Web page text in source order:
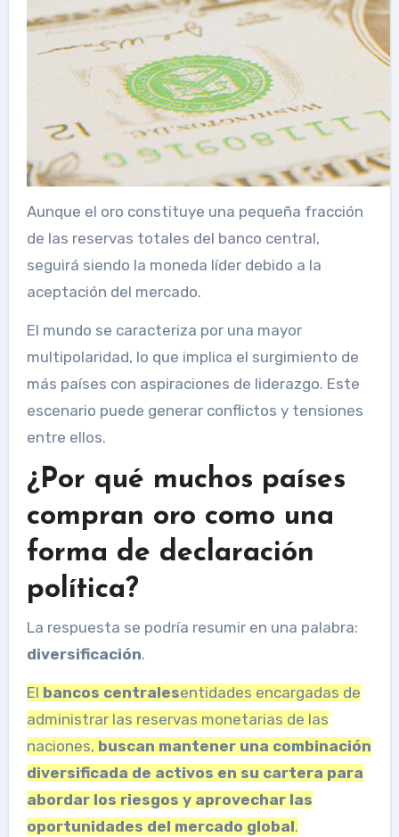
Aunque el oro constituye una pequeña fracción
de las reservas totales del banco central,
seguirá siendo la moneda líder debido a la
aceptación del mercado.
El mundo se caracteriza por una mayor
multipolaridad, lo que implica el surgimiento de
más países con aspiraciones de liderazgo. Este
escenario puede generar conflictos y tensiones
entre ellos.
¿Por qué muchos países
compran oro como una
forma de declaración
política?
La respuesta se podría resumir en una palabra:
diversificación.
El bancos centralesentidades encargadas de
administrar las reservas monetarias de las
naciones, buscan mantener una combinación
diversificada de activos en su cartera para
abordar los riesgos y aprovechar las
oportunidades del mercado global.